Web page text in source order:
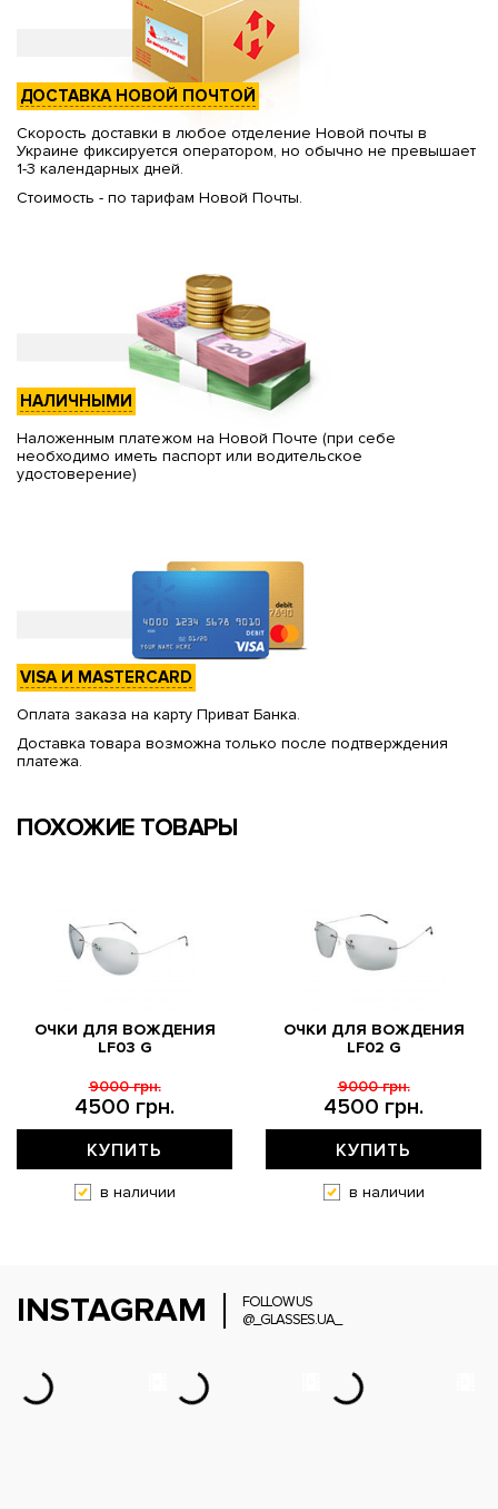
ДОСТАВКА НОВОЙ ПОЧТОЙ
Скорость доставки в любое отделение Новой почты в
Украине фиксируется оператором, но обычно не превышает
1-3 календарных дней.
Стоимость - по тарифам Новой Почты.
НАЛИЧНЫМИ
Наложенным платежом на Новой Почте (при себе
необходимо иметь паспорт или водительское
удостоверение)
VISA И MASTERCARD
Оплата заказа на карту Приват Банка.
Доставка товара возможна только после подтверждения
платежа.
ПОХОЖИЕ ТОВАРЫ
ОЧКИ ДЛЯ ВОЖДЕНИЯ
LF03 G
4500 грн.
9000 грн.
КУПИТЬ
в наличии
ОЧКИ ДЛЯ ВОЖДЕНИЯ
LF02 G
4500 грн.
9000 грн.
КУПИТЬ
в наличии
INSTAGRAM
FOLLOW US
@_GLASSES.UA_